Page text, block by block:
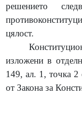
решението
цялост.
изложени в
149, ал. 1, точка
от Закона за